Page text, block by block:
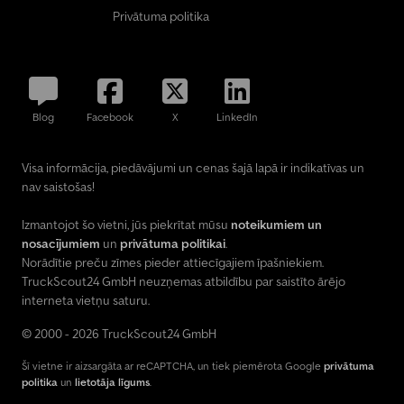
Privātuma politika
Blog Facebook X LinkedIn
Visa informācija, piedāvājumi un cenas šajā lapā ir indikatīvas un
nav saistošas!
Izmantojot šo vietni, jūs piekrītat mūsu noteikumiem un
nosacījumiem un privātuma politikai.
Norādītie preču zīmes pieder attiecīgajiem īpašniekiem.
TruckScout24 GmbH neuzņemas atbildību par saistīto ārējo
interneta vietņu saturu.
© 2000 - 2026 TruckScout24 GmbH
Šī vietne ir aizsargāta ar reCAPTCHA, un tiek piemērota Google privātuma
politika un lietotāja līgums